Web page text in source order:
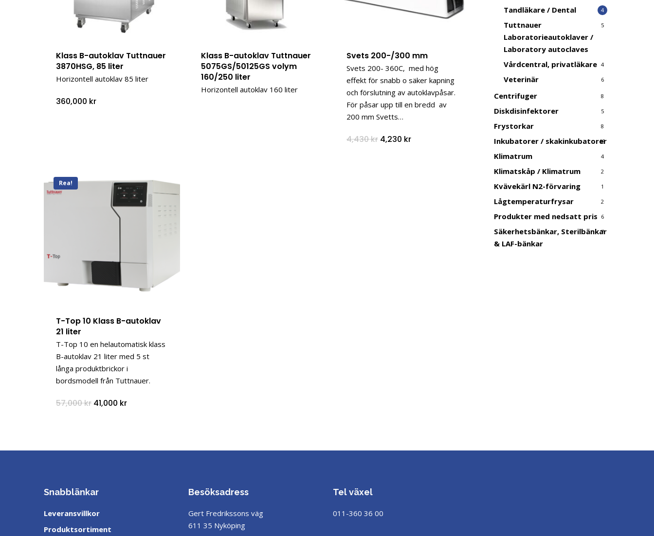
Klass B-autoklav Tuttnauer
3870HSG, 85 liter
Horizontell autoklav 85 liter
360,000 kr
Klass B-autoklav Tuttnauer
5075GS/50125GS volym
160/250 liter
Horizontell autoklav 160 liter
Svets 200-/300 mm
Svets 200- 360C, med hög
effekt för snabb o säker kapning
och förslutning av autoklavpåsar.
För påsar upp till en bredd av
200 mm Svetts…
4,430kr Det
ursprungliga
4,230 krDet
Rea!
T-Top 10 Klass B-autoklav
21 liter
T-Top 10 en helautomatisk klass
B-autoklav 21 liter med 5 st
långa produktbrickor i
bordsmodell från Tuttnauer.
57,000kr Det
ursprungliga
41,000 krDet
Tandläkare / Dental 4
Tuttnauer
Laboratorieautoklaver /
Laboratory autoclaves
5
Vårdcentral, privatläkare 4
Veterinär 6
Centrifuger 8
Diskdisinfektorer 5
Frystorkar 8
Inkubatorer / skakinkubatorer
18
Klimatrum 4
Klimatskåp / Klimatrum 2
Kvävekärl N2-förvaring 1
Lågtemperaturfrysar 2
Produkter med nedsatt pris 6
Säkerhetsbänkar, Sterilbänkar
& LAF-bänkar
7
Snabblänkar
Leveransvillkor
Produktsortiment
Besöksadress
Gert Fredrikssons väg
611 35 Nyköping
Tel växel
011-360 36 00